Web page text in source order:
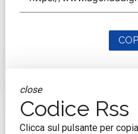
close
Codice Rss
Clicca sul pulsante per